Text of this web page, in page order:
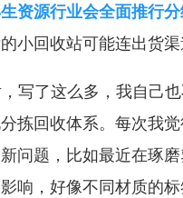
资源行业会全面推行
小回收站可能连出货渠
写了这么多，我自己
拣回收体系。每次我
问题，比如最近在琢
响，好像不同材质的